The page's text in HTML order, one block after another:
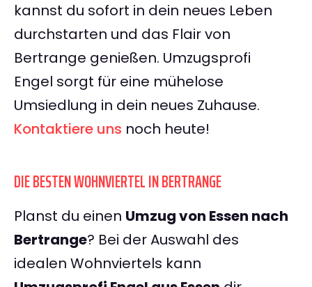
kannst du sofort in dein neues Leben
durchstarten und das Flair von
Bertrange genießen. Umzugsprofi
Engel sorgt für eine mühelose
Umsiedlung in dein neues Zuhause.
Kontaktiere uns noch heute!
DIE BESTEN WOHNVIERTEL IN BERTRANGE
Planst du einen Umzug von Essen nach
Bertrange? Bei der Auswahl des
idealen Wohnviertels kann